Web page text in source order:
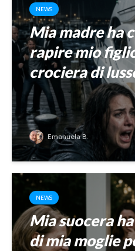
NEWS
Mia madre ha
rapire mio
crociera di
Emanuela B.
NEWS
Mia suocera
di mia moglie